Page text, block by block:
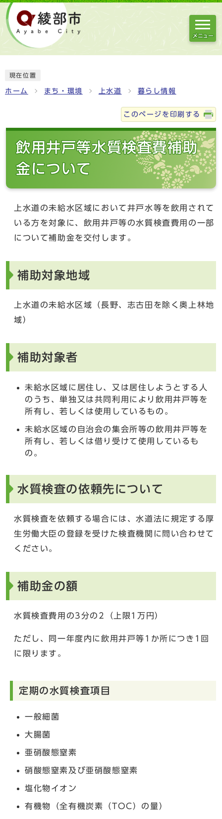
メニュー
現在位置
ホーム まち・環境 上水道 暮らし情報
このページを印刷する
飲用井戸等水質検査費補助
金について
上水道の未給水区域において井戸水等を飲用されて
いる方を対象に、飲用井戸等の水質検査費用の一部
について補助金を交付します。
補助対象地域
上水道の未給水区域（長野、志古田を除く奥上林地
域）
補助対象者
未給水区域に居住し、又は居住しようとする人
のうち、単独又は共同利用により飲用井戸等を
所有し、若しくは使用しているもの。
未給水区域の自治会の集会所等の飲用井戸等を
所有し、若しくは借り受けて使用しているも
の。
水質検査の依頼先について
水質検査を依頼する場合には、水道法に規定する厚
生労働大臣の登録を受けた検査機関に問い合わせて
ください。
補助金の額
水質検査費用の3分の2（上限1万円）
ただし、同一年度内に飲用井戸等1か所につき1回
に限ります。
定期の水質検査項目
一般細菌
大腸菌
亜硝酸態窒素
硝酸態窒素及び亜硝酸態窒素
塩化物イオン
有機物（全有機炭素（TOC）の量）